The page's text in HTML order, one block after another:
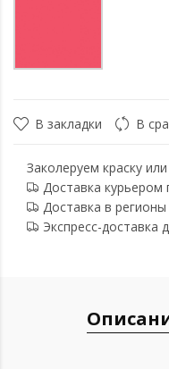
В закладки В
Заколеруем краску
Доставка
Доставка в
Экспресс-доставка